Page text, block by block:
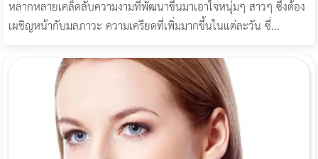
หลากหลายเคล็ดลับความงามที่พัฒนาขึ้นมาเอาใจหนุ่มๆ สาวๆ ซึ่งต้อง
เผชิญหน้ากับมลภาวะ ความเครียดที่เพิ่มมากขึ้นในแต่ละวัน ซึ่...